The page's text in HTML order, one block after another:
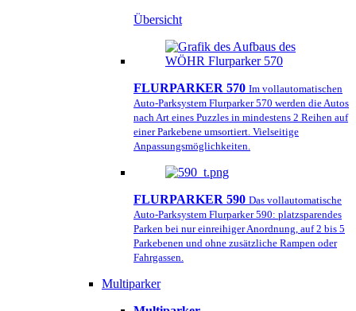
Übersicht
FLURPARKER 570 Im vollautomatischen
Auto-Parksystem Flurparker 570 werden die Autos
nach Art eines Puzzles in mindestens 2 Reihen auf
einer Parkebene umsortiert. Vielseitige
Anpassungsmöglichkeiten.
FLURPARKER 590 Das vollautomatische
Auto-Parksystem Flurparker 590: platzsparendes
Parken bei nur einreihiger Anordnung, auf 2 bis 5
Parkebenen und ohne zusätzliche Rampen oder
Fahrgassen.
Multiparker